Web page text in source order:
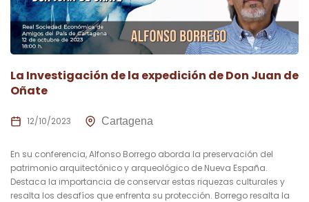
La Investigación de la expedición de Don Juan de
Oñate
12/10/2023 Cartagena
En su conferencia, Alfonso Borrego aborda la preservación del
patrimonio arquitectónico y arqueológico de Nueva España.
Destaca la importancia de conservar estas riquezas culturales y
resalta los desafíos que enfrenta su protección. Borrego resalta la